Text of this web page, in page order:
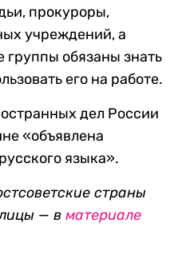
прокуроры,
учреждений, а
группы обязаны знать
его на работе.
дел России
«объявлена
языка».
страны
— в материале